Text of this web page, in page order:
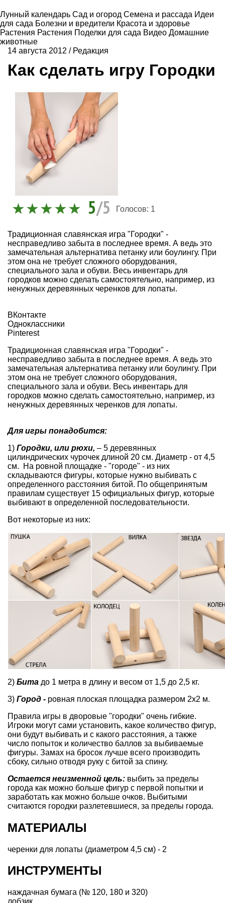
Лунный календарь Сад и огород Семена и рассада Идеи
для сада Болезни и вредители Красота и здоровье
Растения Растения Поделки для сада Видео Домашние
животные
14 августа 2012 / Редакция
Как сделать игру Городки
5/5 Голосов: 1
Традиционная славянская игра "Городки" -
несправедливо забыта в последнее время. А ведь это
замечательная альтернатива петанку или боулингу. При
этом она не требует сложного оборудования,
специального зала и обуви. Весь инвентарь для
городков можно сделать самостоятельно, например, из
ненужных деревянных черенков для лопаты.
ВКонтакте
Одноклассники
Pinterest
Традиционная славянская игра "Городки" -
несправедливо забыта в последнее время. А ведь это
замечательная альтернатива петанку или боулингу. При
этом она не требует сложного оборудования,
специального зала и обуви. Весь инвентарь для
городков можно сделать самостоятельно, например, из
ненужных деревянных черенков для лопаты.
Для игры понадобится:
1) Городки, или рюхи, – 5 деревянных
цилиндрических чурочек длиной 20 см. Диаметр - от 4,5
см. На ровной площадке - "городе" - из них
складываются фигуры, которые нужно выбивать с
определенного расстояния битой. По общепринятым
правилам существует 15 официальных фигур, которые
выбивают в определенной последовательности.
Вот некоторые из них:
2) Бита до 1 метра в длину и весом от 1,5 до 2,5 кг.
3) Город - ровная плоская площадка размером 2х2 м.
Правила игры в дворовые "городки" очень гибкие.
Игроки могут сами установить, какое количество фигур,
они будут выбивать и с какого расстояния, а также
число попыток и количество баллов за выбиваемые
фигуры. Замах на бросок лучше всего производить
сбоку, сильно отводя руку с битой за спину.
Остается неизменной цель: выбить за пределы
города как можно больше фигур с первой попытки и
заработать как можно больше очков. Выбитыми
считаются городки разлетевшиеся, за пределы города.
МАТЕРИАЛЫ
черенки для лопаты (диаметром 4,5 см) - 2
ИНСТРУМЕНТЫ
наждачная бумага (№ 120, 180 и 320)